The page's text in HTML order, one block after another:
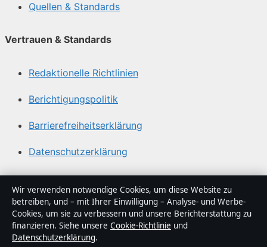
Quellen & Standards
Vertrauen & Standards
Redaktionelle Richtlinien
Berichtigungspolitik
Barrierefreiheitserklärung
Datenschutzerklärung
Über Tageslage in Kürze
Tageslage ist ein unabhängiger digitaler
Nachrichtenanbieter mit Fokus auf Politik, Wirtschaft,
Technik und Gesellschaft in Deutschland. Jeder Artikel
Wir verwenden notwendige Cookies, um diese Website zu
betreiben, und – mit Ihrer Einwilligung – Analyse- und Werbe-
Cookies, um sie zu verbessern und unsere Berichterstattung zu
finanzieren. Siehe unsere Cookie-Richtlinie und
Datenschutzerklärung.